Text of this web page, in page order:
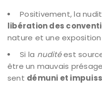
Positivement, la
libération des
nature et une
Si la nuditéest
être un mauvais
sent démuni et